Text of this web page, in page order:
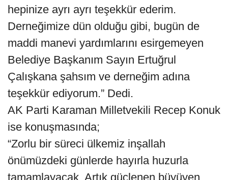
hepinize ayrı ayrı teşekkür ederim.
Derneğimize dün olduğu gibi, bugün de
maddi manevi yardımlarını esirgemeyen
Belediye Başkanım Sayın Ertuğrul
Çalışkana şahsım ve derneğim adına
teşekkür ediyorum.” Dedi.
AK Parti Karaman Milletvekili Recep Konuk
ise konuşmasında;
“Zorlu bir süreci ülkemiz inşallah
önümüzdeki günlerde hayırla huzurla
tamamlayacak. Artık güçlenen büyüyen